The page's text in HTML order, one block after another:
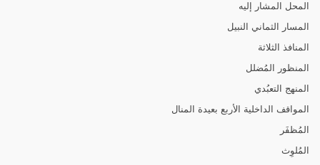
المحل المشار إليه
المسار الثماني النبيل
المنافذ الثلاثة
المنظور المُضلل
المنهج التعبُدي
المواقف الداخلية الأربع بعيدة المنال
المُظفَر
المُلوِث